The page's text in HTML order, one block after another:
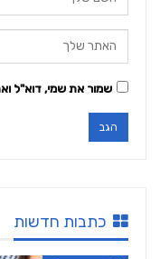
שמור את שמי, דוא"ל
כתבות חדשות